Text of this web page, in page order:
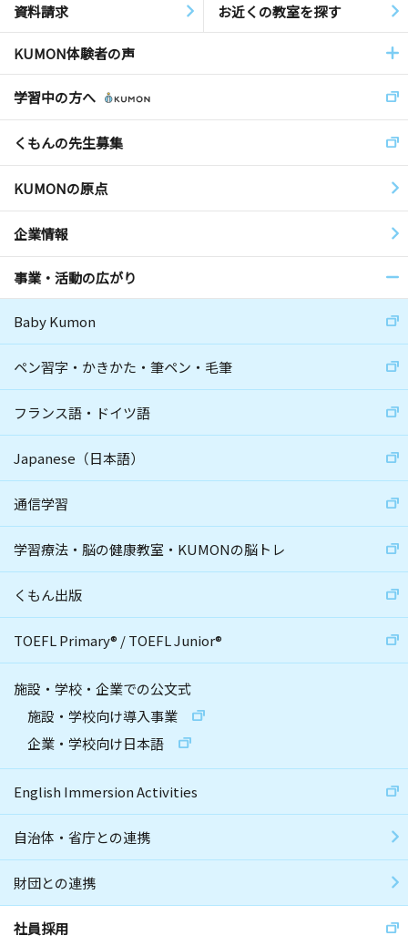
資料請求 お近くの教室を探す
KUMON体験者の声
学習中の方へ
くもんの先生募集
KUMONの原点
企業情報
事業・活動の広がり
Baby Kumon
ペン習字・かきかた・筆ペン・毛筆
フランス語・ドイツ語
Japanese（日本語）
通信学習
学習療法・脳の健康教室・KUMONの脳トレ
くもん出版
TOEFL Primary® /TOEFL Junior®
施設・学校・企業での公文式
施設・学校向け導入事業
企業・学校向け日本語
English Immersion Activities
自治体・省庁との連携
財団との連携
社員採用